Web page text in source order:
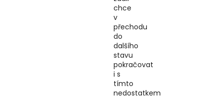
chce
v
přechodu
do
dalšího
stavu
pokračovat
i s
tímto
nedostatkem